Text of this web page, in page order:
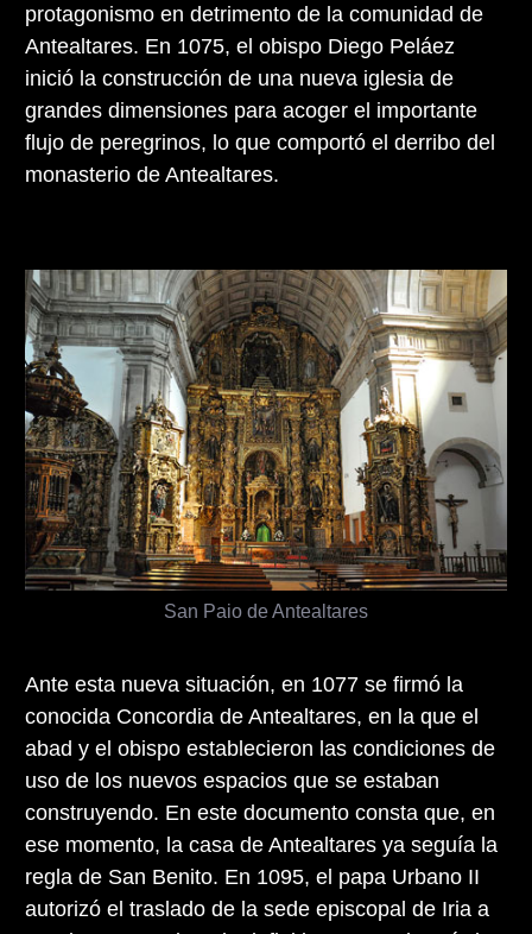
protagonismo en detrimento de la comunidad de
Antealtares. En 1075, el obispo Diego Peláez
inició la construcción de una nueva iglesia de
grandes dimensiones para acoger el importante
flujo de peregrinos, lo que comportó el derribo del
monasterio de Antealtares.
Ante esta nueva situación, en 1077 se firmó la
conocida Concordia de Antealtares, en la que el
abad y el obispo establecieron las condiciones de
uso de los nuevos espacios que se estaban
construyendo. En este documento consta que, en
ese momento, la casa de Antealtares ya seguía la
regla de San Benito. En 1095, el papa Urbano II
autorizó el traslado de la sede episcopal de Iria a
San Paio de Antealtares